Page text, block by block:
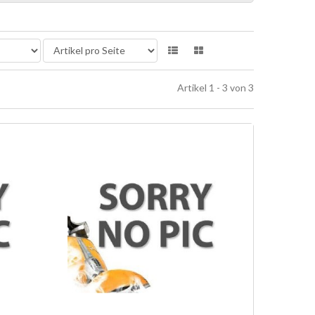
Artikel 1 - 3 von 3